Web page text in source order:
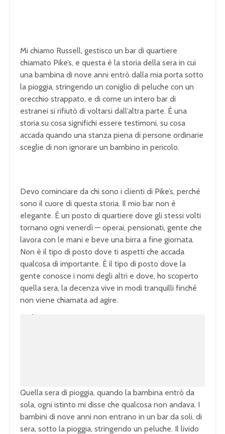
Mi chiamo Russell, gestisco un bar di quartiere
chiamato Pike’s, e questa è la storia della sera in cui
una bambina di nove anni entrò dalla mia porta sotto
la pioggia, stringendo un coniglio di peluche con un
orecchio strappato, e di come un intero bar di
estranei si rifiutò di voltarsi dall’altra parte. È una
storia su cosa significhi essere testimoni, su cosa
accada quando una stanza piena di persone ordinarie
sceglie di non ignorare un bambino in pericolo.
Devo cominciare da chi sono i clienti di Pike’s, perché
sono il cuore di questa storia. Il mio bar non è
elegante. È un posto di quartiere dove gli stessi volti
tornano ogni venerdì — operai, pensionati, gente che
lavora con le mani e beve una birra a fine giornata.
Non è il tipo di posto dove ti aspetti che accada
qualcosa di importante. È il tipo di posto dove la
gente conosce i nomi degli altri e dove, ho scoperto
quella sera, la decenza vive in modi tranquilli finché
non viene chiamata ad agire.
Quella sera di pioggia, quando la bambina entrò da
sola, ogni istinto mi disse che qualcosa non andava. I
bambini di nove anni non entrano in un bar da soli, di
sera, sotto la pioggia, stringendo un peluche. Il livido